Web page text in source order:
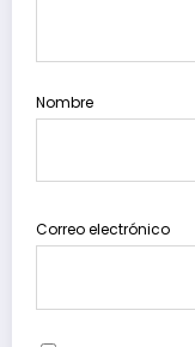
Nombre
Correo electrónico